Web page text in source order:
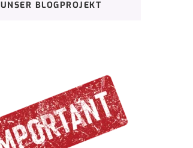
UNSER BLOGPROJEKT